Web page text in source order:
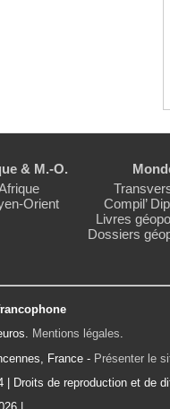
& M.-O.
Orient
Compil’
Livres
Dossiers
Mentions légales.
France - Présenter le
| Droits de reproduction et de